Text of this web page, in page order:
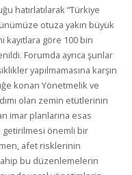
hatırlatılarak “Türkiye
otuza yakın büyük
göre 100 bin
Forumda ayrıca şunlar
yapılmamasına karşın
konan Yönetmelik ve
olan zemin etütlerinin
imar planlarına esas
getirilmesi önemli bir
afet risklerinin
bu düzenlemelerin